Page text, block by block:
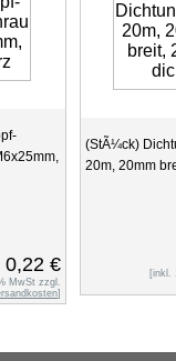
0,22 €
MwSt zzgl.
]
(StÃ¼ck)
20m, 20mm
[inkl.